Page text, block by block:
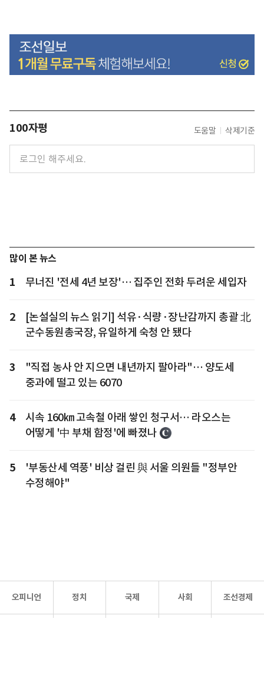
100자평 도움말 삭제기준
많이 본 뉴스
1 무너진 '전세 4년 보장'… 집주인 전화 두려운 세입자
2
[논설실의 뉴스 읽기] 석유·식량·장난감까지 총괄 北
군수동원총국장, 유일하게 숙청 안 됐다
3
"직접 농사 안 지으면 내년까지 팔아라"… 양도세
중과에 떨고 있는 6070
4
시속 160㎞ 고속철 아래 쌓인 청구서… 라오스는
어떻게 '中 부채 함정'에 빠졌나
5
'부동산세 역풍' 비상 걸린 與 서울 의원들 "정부안
수정해야"
오피니언 정치 국제 사회 조선경제